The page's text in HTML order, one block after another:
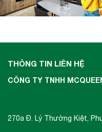
THÔNG TIN LIÊN HỆ
CÔNG TY TNHH
270a Đ. Lý Thường Kiệt,